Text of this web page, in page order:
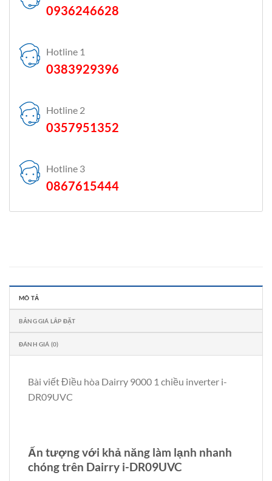
0936246628
Hotline 1
0383929396
Hotline 2
0357951352
Hotline 3
0867615444
MÔ TẢ
BẢNG GIÁ LẮP ĐẶT
ĐÁNH GIÁ (0)
Bài viết Điều hòa Dairry 9000 1 chiều inverter i-
DR09UVC
Ấn tượng với khả năng làm lạnh nhanh
chóng trên Dairry i-DR09UVC